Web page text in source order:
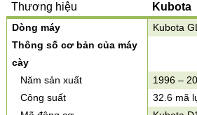
Thương hiệu Kubota
Dòng máy
Kubota
Thông số cơ bản của máy
cày
Năm sản xuất
1996 –
Công suất
32.6 mã